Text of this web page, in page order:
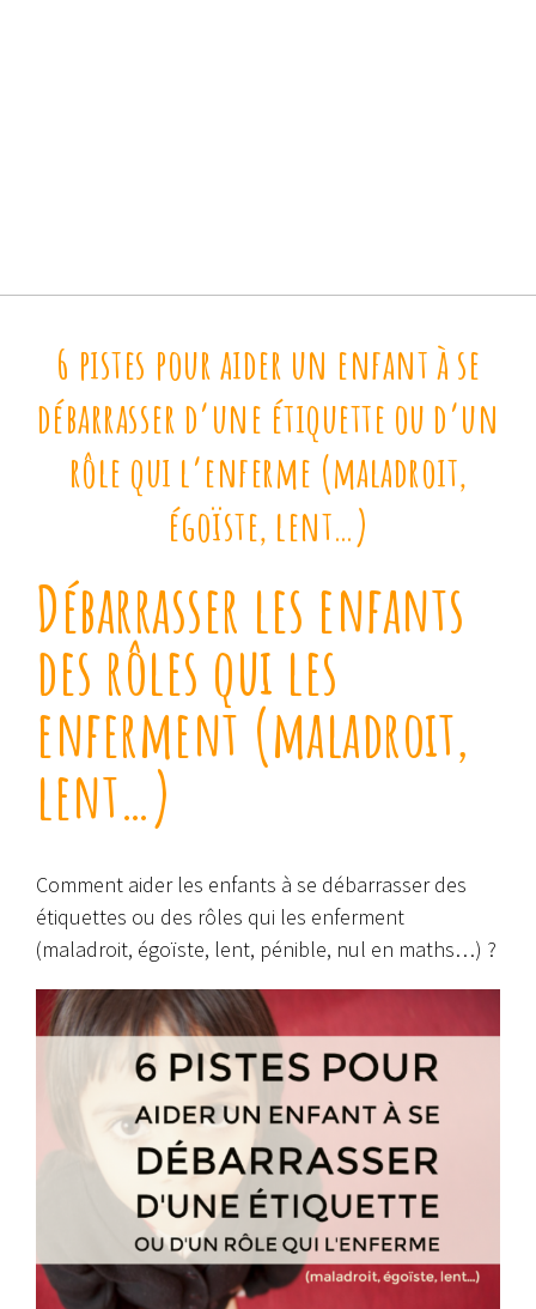
6 pistes pour aider un enfant à se
débarrasser d’une étiquette ou d’un
rôle qui l’enferme (maladroit,
égoïste, lent…)
Débarrasser les enfants
des rôles qui les
enferment (maladroit,
lent…)
Comment aider les enfants à se débarrasser des
étiquettes ou des rôles qui les enferment
(maladroit, égoïste, lent, pénible, nul en maths…) ?